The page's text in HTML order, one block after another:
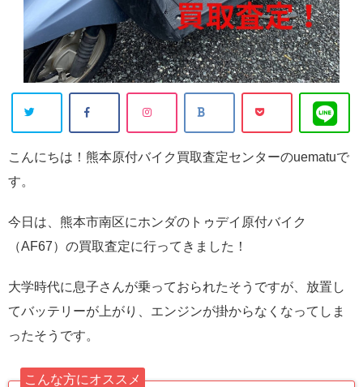
こんにちは！熊本原付バイク買取査定センターのuematuで
す。
今日は、熊本市南区にホンダのトゥデイ原付バイク
（AF67）の買取査定に行ってきました！
大学時代に息子さんが乗っておられたそうですが、放置し
てバッテリーが上がり、エンジンが掛からなくなってしま
ったそうです。
こんな方にオススメ